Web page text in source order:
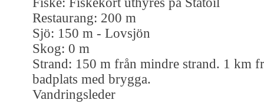
Restaurang: 200 m
Sjö: 150 m - Lovsjön
Skog: 0 m
Strand: 150 m från mindre strand. 1 km
badplats med brygga.
Vandringsleder